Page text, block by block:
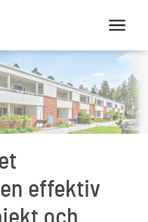
effektiv